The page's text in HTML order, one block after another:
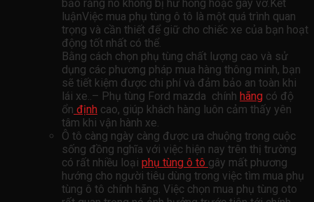
bảo rằng nó không bị hư hỏng hoặc gãy vỡ.Kết
luậnViệc mua phụ tùng ô tô là một quá trình quan
trọng và cần thiết để giữ cho chiếc xe của bạn hoạt
động tốt nhất có thể.
Bằng cách chọn phụ tùng chất lượng cao và sử
dụng các phương pháp mua hàng thông minh, bạn
sẽ tiết kiệm được chi phí và đảm bảo an toàn khi
lái xe..– Phụ tùng Ford mazda chính hãng có độ
ổn định cao, giúp khách hàng luôn cảm thấy yên
tâm khi vận hành xe.
Ô tô càng ngày càng được ưa chuộng trong cuộc
sống đồng nghĩa với việc hiện nay trên thị trường
có rất nhiều loại phụ tùng ô tô gây mất phương
hướng cho người tiêu dùng trong việc tìm mua phụ
tùng ô tô chính hãng. Việc chọn mua phụ tùng oto